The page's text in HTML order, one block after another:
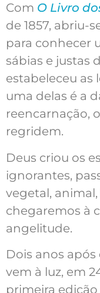
Com O Livro
de 1857, abriu-
para conhecer
sábias e justas
estabeleceu as
uma delas é a
reencarnação,
regridem.
Deus criou os
ignorantes,
vegetal,
chegaremos à
angelitude.
Dois anos
vem à luz, em
primeira edição